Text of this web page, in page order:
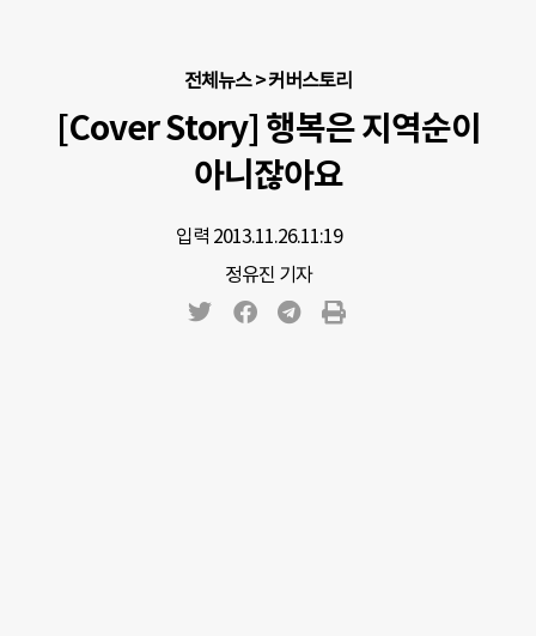
전체뉴스>커버스토리
[Cover Story] 행복은 지역순이
아니잖아요
입력 2013.11.26.11:19
정유진 기자